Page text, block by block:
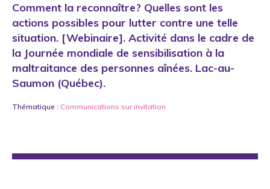
Comment la reconnaître? Quelles sont les
actions possibles pour lutter contre une telle
situation. [Webinaire]. Activité dans le cadre de
la Journée mondiale de sensibilisation à la
maltraitance des personnes aînées. Lac-au-
Saumon (Québec).
Thématique : Communications sur invitation